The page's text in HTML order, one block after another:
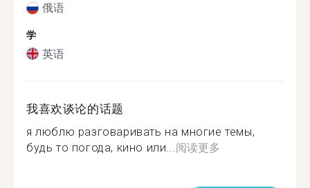
俄语
学
英语
我喜欢谈论的话题
я люблю разговаривать на многие темы,
будь то погода, кино или... 阅读更多